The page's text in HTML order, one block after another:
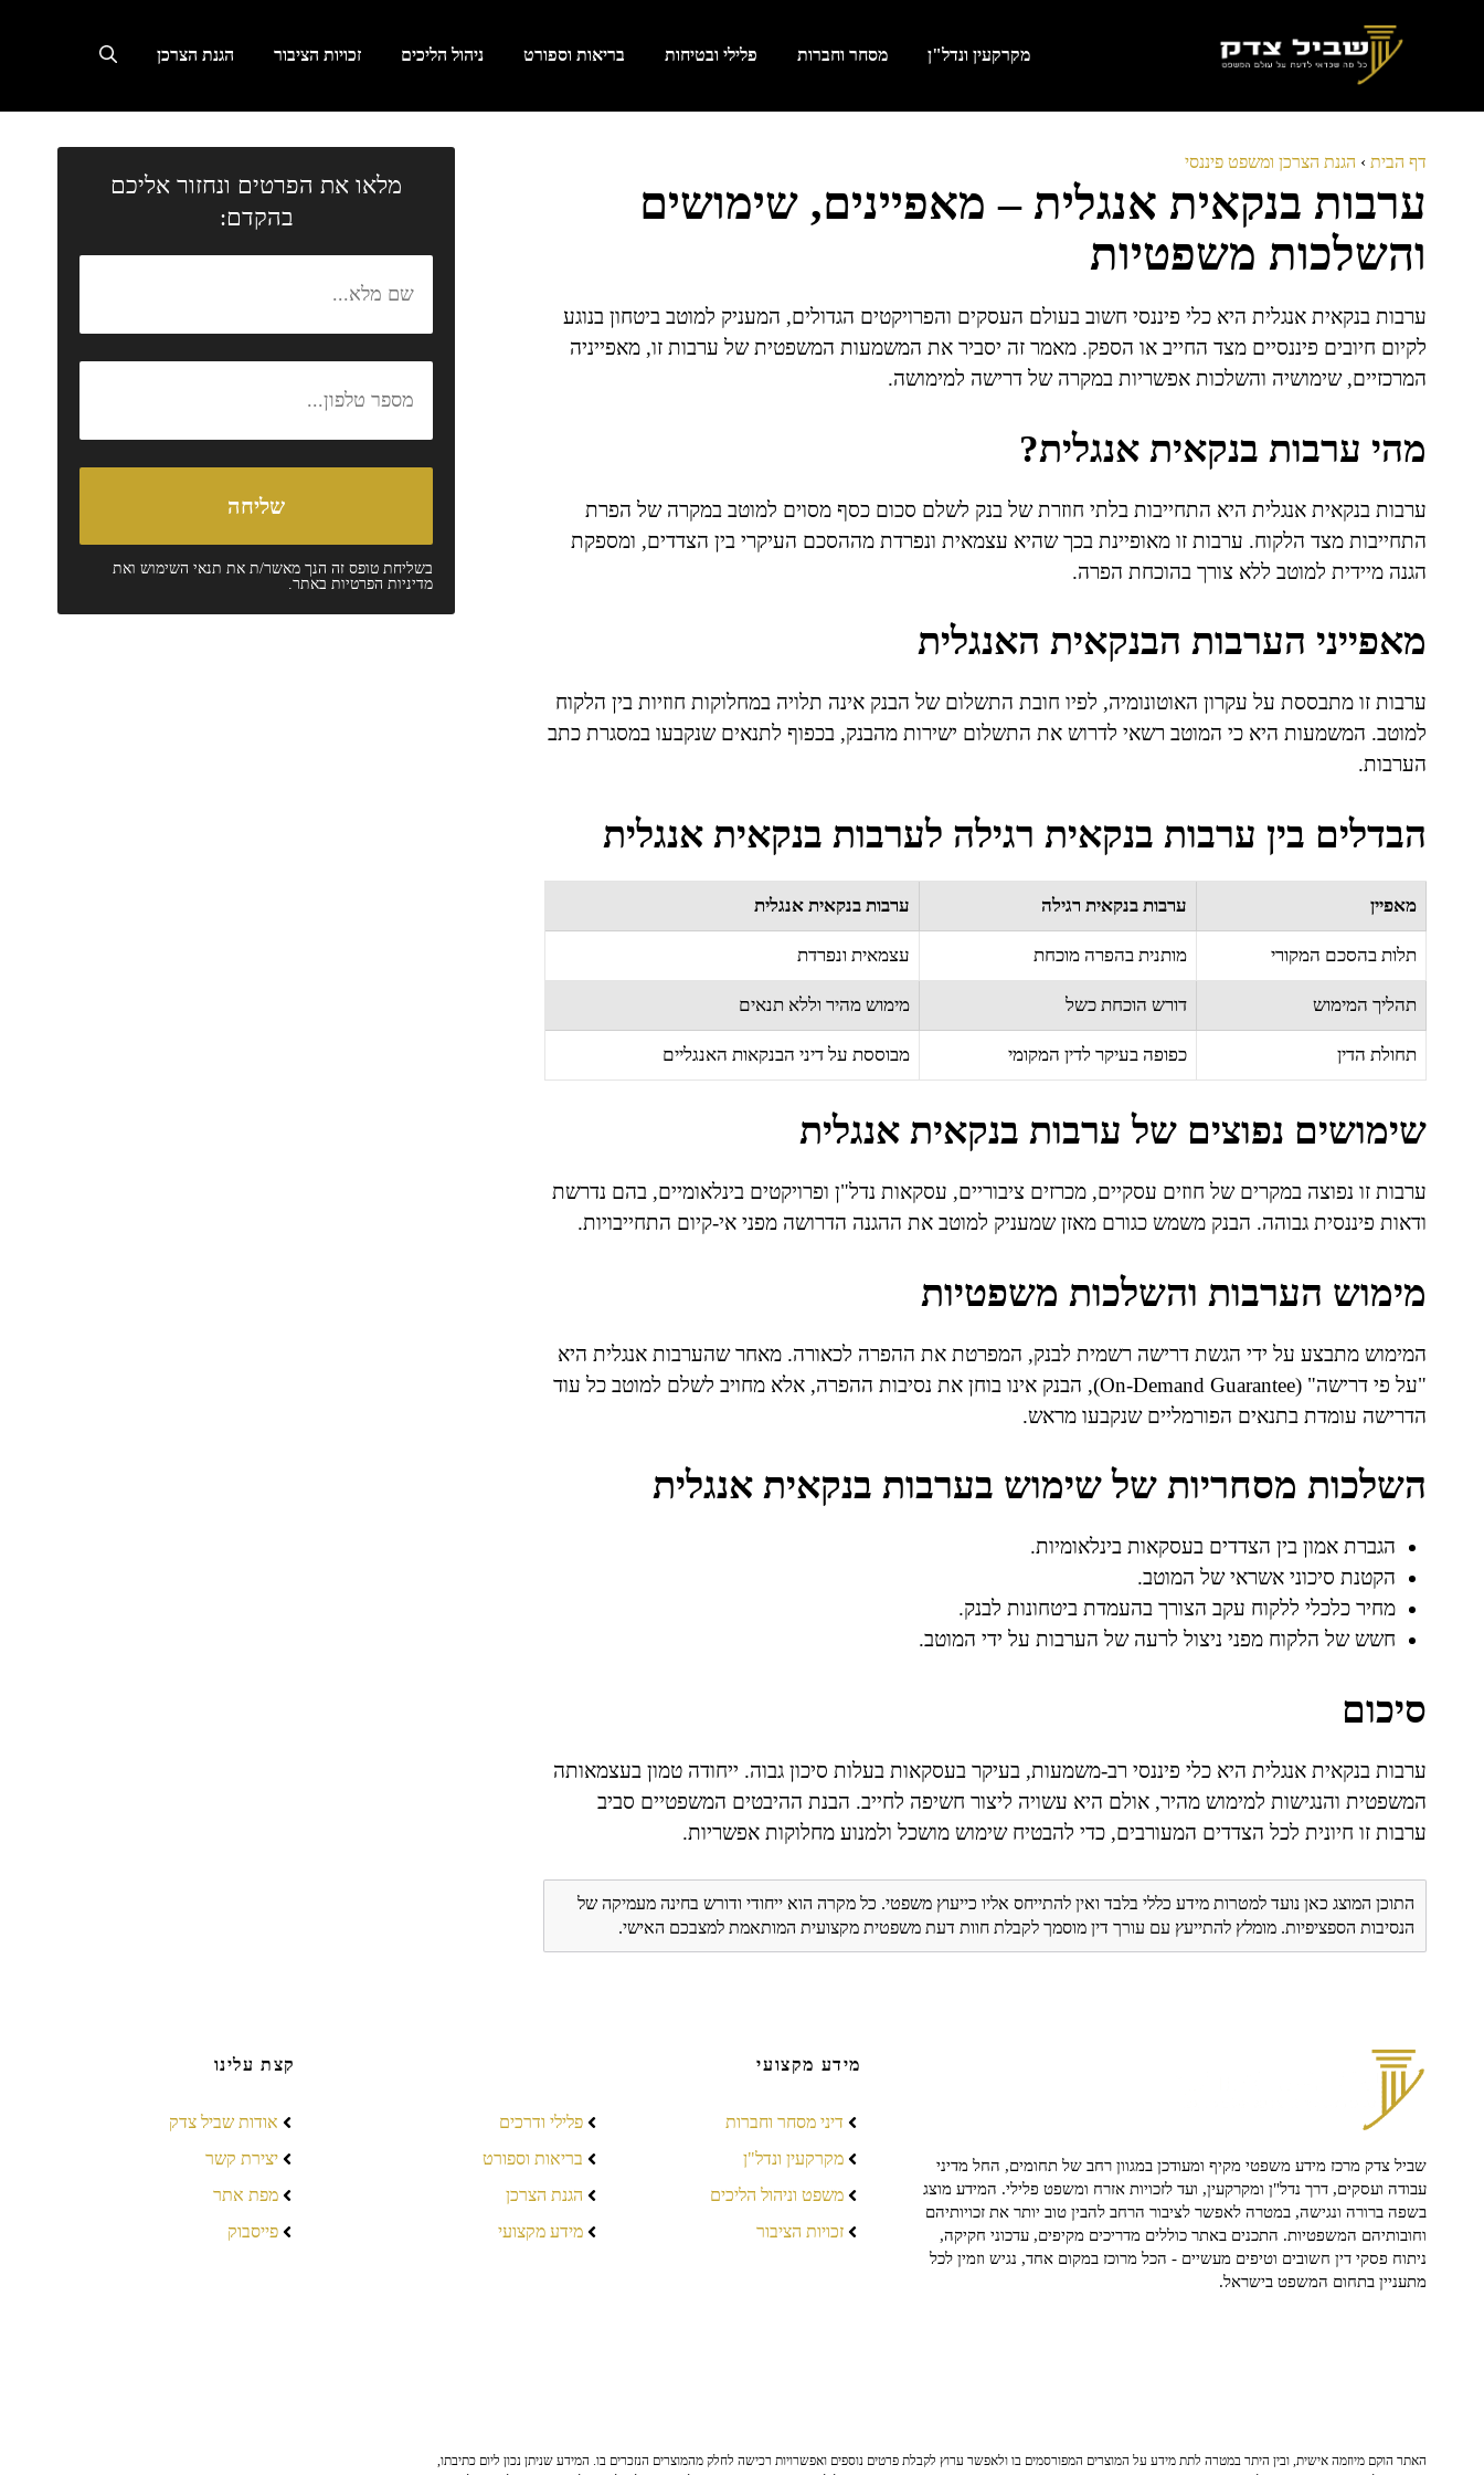
מקרקעין ונדל"ן מסחר וחברות פלילי ובטיחות בריאות וספורט ניהול הליכים זכויות הציבור הגנת הצרכן
דף הבית › הגנת הצרכן ומשפט פיננסי
ערבות בנקאית אנגלית – מאפיינים, שימושים
והשלכות משפטיות
ערבות בנקאית אנגלית היא כלי פיננסי חשוב בעולם העסקים והפרויקטים הגדולים, המעניק למוטב ביטחון בנוגע
לקיום חיובים פיננסיים מצד החייב או הספק. מאמר זה יסביר את המשמעות המשפטית של ערבות זו, מאפייניה
המרכזיים, שימושיה והשלכות אפשריות במקרה של דרישה למימושה.
מהי ערבות בנקאית אנגלית?
ערבות בנקאית אנגלית היא התחייבות בלתי חוזרת של בנק לשלם סכום כסף מסוים למוטב במקרה של הפרת
התחייבות מצד הלקוח. ערבות זו מאופיינת בכך שהיא עצמאית ונפרדת מההסכם העיקרי בין הצדדים, ומספקת
הגנה מיידית למוטב ללא צורך בהוכחת הפרה.
מאפייני הערבות הבנקאית האנגלית
ערבות זו מתבססת על עקרון האוטונומיה, לפיו חובת התשלום של הבנק אינה תלויה במחלוקות חוזיות בין הלקוח
למוטב. המשמעות היא כי המוטב רשאי לדרוש את התשלום ישירות מהבנק, בכפוף לתנאים שנקבעו במסגרת כתב
הערבות.
הבדלים בין ערבות בנקאית רגילה לערבות בנקאית אנגלית
מאפיין ערבות בנקאית רגילה ערבות בנקאית אנגלית
תלות בהסכם המקורי מותנית בהפרה מוכחת עצמאית ונפרדת
תהליך המימוש דורש הוכחת כשל מימוש מהיר וללא תנאים
תחולת הדין כפופה בעיקר לדין המקומי מבוססת על דיני הבנקאות האנגליים
שימושים נפוצים של ערבות בנקאית אנגלית
ערבות זו נפוצה במקרים של חוזים עסקיים, מכרזים ציבוריים, עסקאות נדל"ן ופרויקטים בינלאומיים, בהם נדרשת
ודאות פיננסית גבוהה. הבנק משמש כגורם מאזן שמעניק למוטב את ההגנה הדרושה מפני אי-קיום התחייבויות.
מימוש הערבות והשלכות משפטיות
המימוש מתבצע על ידי הגשת דרישה רשמית לבנק, המפרטת את ההפרה לכאורה. מאחר שהערבות אנגלית היא
"על פי דרישה" (On-Demand Guarantee), הבנק אינו בוחן את נסיבות ההפרה, אלא מחויב לשלם למוטב כל עוד
הדרישה עומדת בתנאים הפורמליים שנקבעו מראש.
השלכות מסחריות של שימוש בערבות בנקאית אנגלית
הגברת אמון בין הצדדים בעסקאות בינלאומיות.
הקטנת סיכוני אשראי של המוטב.
מחיר כלכלי ללקוח עקב הצורך בהעמדת ביטחונות לבנק.
חשש של הלקוח מפני ניצול לרעה של הערבות על ידי המוטב.
סיכום
ערבות בנקאית אנגלית היא כלי פיננסי רב-משמעות, בעיקר בעסקאות בעלות סיכון גבוה. ייחודה טמון בעצמאותה
המשפטית והנגישות למימוש מהיר, אולם היא עשויה ליצור חשיפה לחייב. הבנת ההיבטים המשפטיים סביב
ערבות זו חיונית לכל הצדדים המעורבים, כדי להבטיח שימוש מושכל ולמנוע מחלוקות אפשריות.
התוכן המוצג כאן נועד למטרות מידע כללי בלבד ואין להתייחס אליו כייעוץ משפטי. כל מקרה הוא ייחודי ודורש בחינה מעמיקה של
הנסיבות הספציפיות. מומלץ להתייעץ עם עורך דין מוסמך לקבלת חוות דעת משפטית מקצועית המותאמת למצבכם האישי.
מלאו את הפרטים ונחזור אליכם
בהקדם:
בשליחת טופס זה הנך מאשר/ת את תנאי השימושואת
מדיניות הפרטיותבאתר.
שביל צדק מרכז מידע משפטי מקיף ומעודכן במגוון רחב של תחומים, החל מדיני
עבודה ועסקים, דרך נדל"ן ומקרקעין, ועד לזכויות אזרח ומשפט פלילי. המידע מוצג
בשפה ברורה ונגישה, במטרה לאפשר לציבור הרחב להבין טוב יותר את זכויותיהם
וחובותיהם המשפטיות. התכנים באתר כוללים מדריכים מקיפים, עדכוני חקיקה,
ניתוח פסקי דין חשובים וטיפים מעשיים - הכל מרוכז במקום אחד, נגיש וזמין לכל
מתעניין בתחום המשפט בישראל.
מידע מקצועי
דיני מסחר וחברות
מקרקעין ונדל"ן
משפט וניהול הליכים
זכויות הציבור
פלילי ודרכים
בריאות וספורט
הגנת הצרכן
מידע מקצועי
קצת עלינו
אודות שביל צדק
יצירת קשר
מפת אתר
פייסבוק
האתר הוקם מיוזמה אישית, ובין היתר במטרה לתת מידע על המוצרים המפורסמים בו ולאפשר ערוץ לקבלת פרטים נוספים ואפשרויות רכישה לחלק מהמוצרים הנזכרים בו. המידע שניתן נכון ליום כתיבתו,